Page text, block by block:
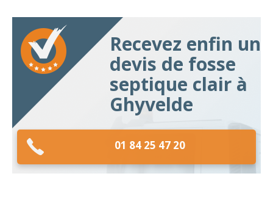
Recevez enfin un
devis de fosse
septique clair à
Ghyvelde
01 84 25 47 20